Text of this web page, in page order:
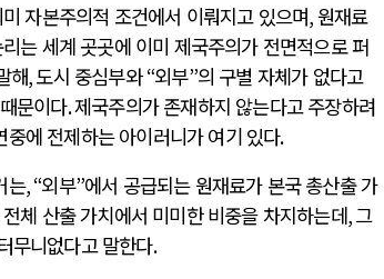
자본주의적 조건에서 이뤄지고 있으며,원재료
는 세계 곳곳에 이미 제국주의가 전면적으로 퍼
해,도시 중심부와“외부”의 구별 자체가 없다고
문이다.제국주의가 존재하지 않는다고 주장하려
에 전제하는 아이러니가 여기 있다.
는, “외부”에서 공급되는 원재료가 본국 총산출 가
체 산출 가치에서 미미한 비중을 차지하는데,그
무니없다고 말한다.
호르무즈 해협 통행료를 철회한 트럼프
이란, 호르무즈 해협 봉쇄 선택한 배경
트럼프, 이란 압박수단 한계 직면
하마스, 가자 통치권 이양으로 휴전 의지..